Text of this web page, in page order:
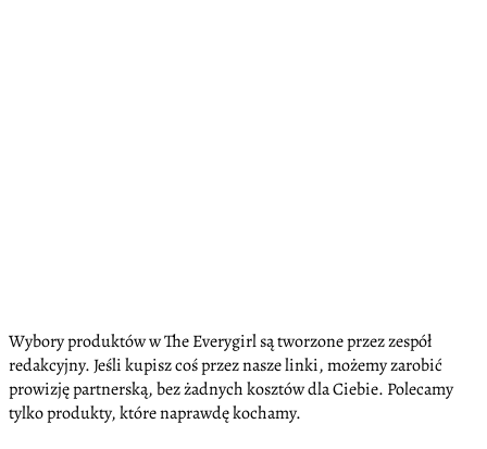
Wybory produktów w The Everygirl są tworzone przez zespół
redakcyjny. Jeśli kupisz coś przez nasze linki, możemy zarobić
prowizję partnerską, bez żadnych kosztów dla Ciebie. Polecamy
tylko produkty, które naprawdę kochamy.